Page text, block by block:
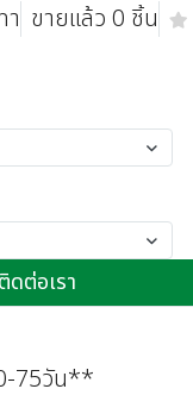
า ขายแล้ว 0 ชิ้น
ติดต่อเรา
75วัน**